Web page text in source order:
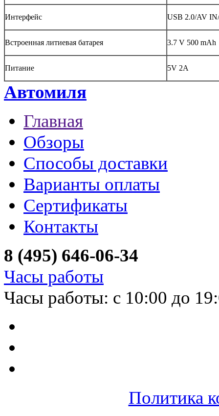
Интерфейс USB 2.0/AV
Встроенная литиевая батарея 3.7 V 500 mAh
Питание 5V 2A
Автомиля
Главная
Обзоры
Способы доставки
Варианты оплаты
Сертификаты
Контакты
8 (495) 646-06-34
Часы работы
Часы работы: с 10:00 до
Политика